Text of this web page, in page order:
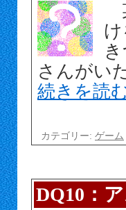
さんがい
続きを読
カテゴリー: ゲーム
DQ10：